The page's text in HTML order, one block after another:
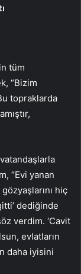
tüm
“Bizim
topraklarda
“Evi yanan
hiç
dediğinde
verdim. ‘Cavit
evlatların
daha iyisini